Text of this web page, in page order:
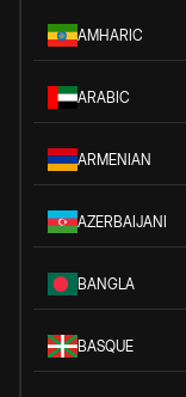
AMHARIC
ARABIC
ARMENIAN
AZERBAIJANI
BANGLA
BASQUE